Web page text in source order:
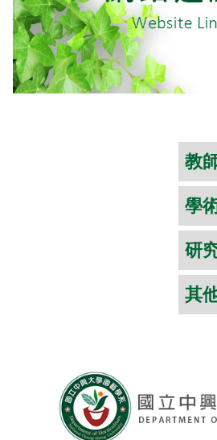
教
學
研
其